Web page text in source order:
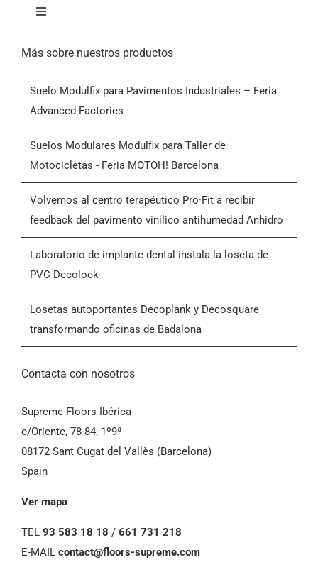
navegación
Productos
Quiénes somos
Contactar
Condiciones Generales de Venta (CGV)
Suelo Modulfix para Pavimentos Industriales – Feria
Advanced Factories
Suelos Modulares Modulfix para Taller de
Motocicletas - Feria MOTOH! Barcelona
Volvemos al centro terapéutico Pro·Fit a recibir
feedback del pavimento vinílico antihumedad Anhidro
Laboratorio de implante dental instala la loseta de
PVC Decolock
Losetas autoportantes Decoplank y Decosquare
transformando oficinas de Badalona
Supreme Floors Ibérica
c/Oriente, 78-84, 1º9ª
08172 Sant Cugat del Vallès (Barcelona)
TEL93 583 18 18/661 731 218